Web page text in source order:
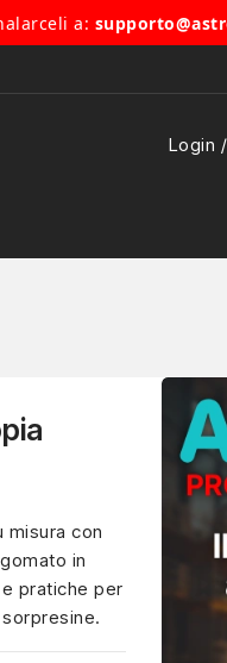
a:
Login
con
in
pratiche per